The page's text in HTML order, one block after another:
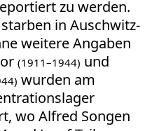
zu werden.
in Auschwitz-
weitere Angaben
(1911–1944) und
wurden am
wo Alfred Songen